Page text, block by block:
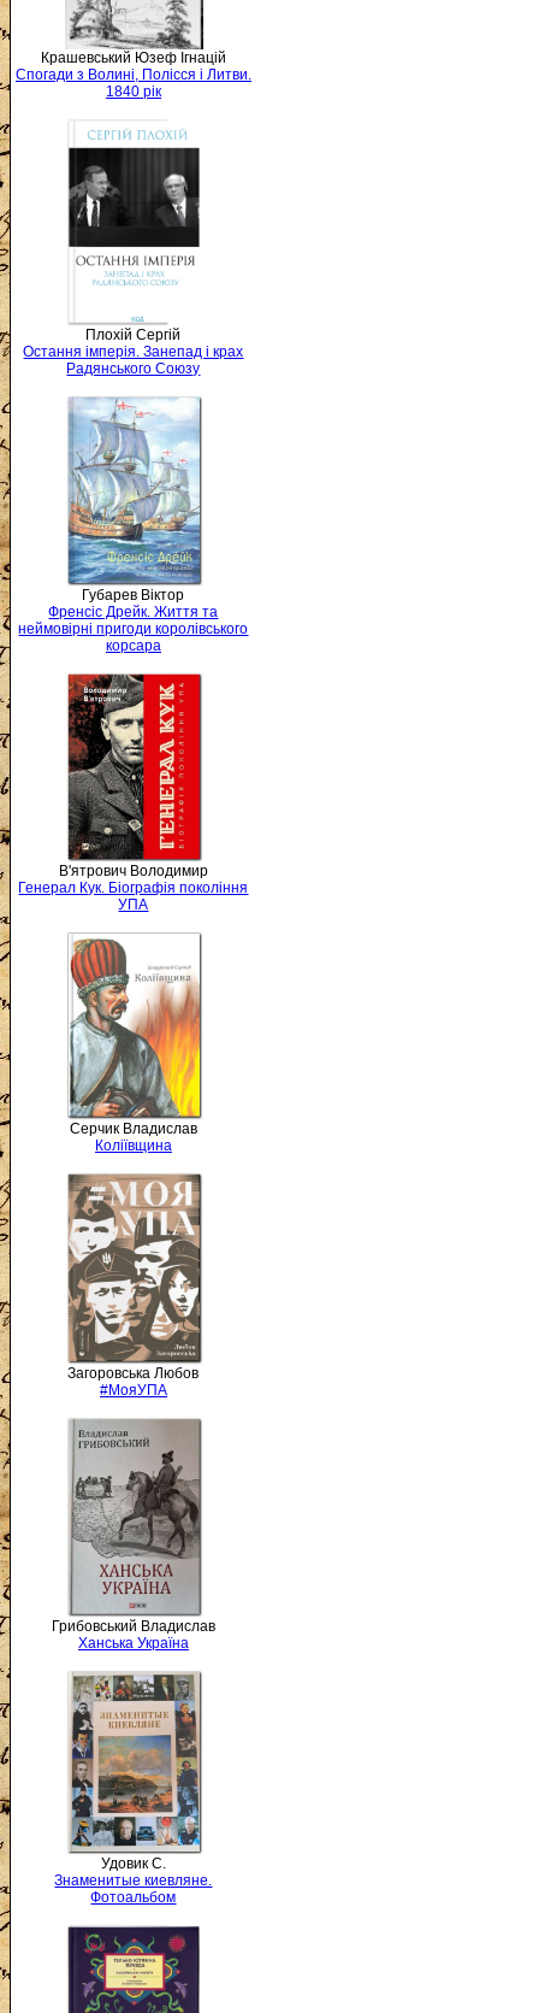
Крашевський Юзеф Ігнацій
Спогади з Волині, Полісся і Литви.
1840 рік
Плохій Сергій
Остання імперія. Занепад і крах
Радянського Союзу
Губарев Віктор
Френсіс Дрейк. Життя та
неймовірні пригоди королівського
корсара
В'ятрович Володимир
Генерал Кук. Біографія покоління
УПА
Серчик Владислав
Коліївщина
Загоровська Любов
#МояУПА
Грибовський Владислав
Ханська Україна
Удовик С.
Знаменитые киевляне.
Фотоальбом